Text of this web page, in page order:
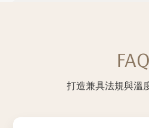
FAQ
打造兼具法規與溫